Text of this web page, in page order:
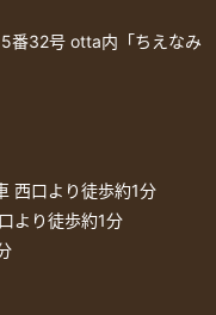
番32号 otta内「ちえなみ
西口より徒歩約1分
より徒歩約1分